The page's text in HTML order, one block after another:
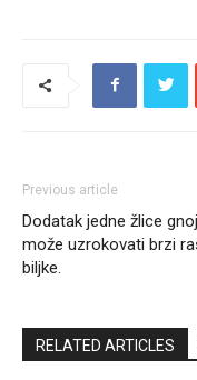
Previous article
Dodatak jedne žlice
može uzrokovati brzi
biljke.
RELATED ARTICLES